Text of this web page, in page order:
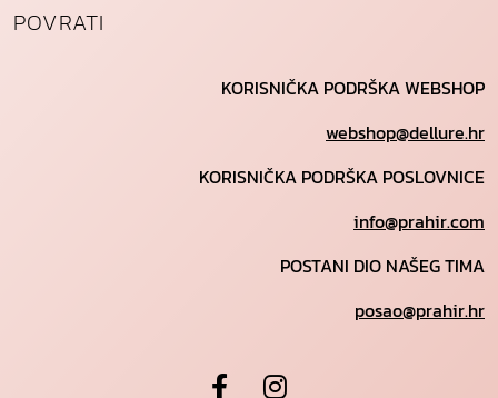
POVRATI
KORISNIČKA PODRŠKA WEBSHOP
webshop@dellure.hr
KORISNIČKA PODRŠKA POSLOVNICE
info@prahir.com
POSTANI DIO NAŠEG TIMA
posao@prahir.hr